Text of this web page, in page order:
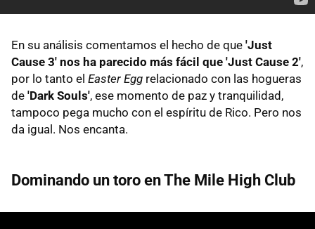
En su análisis comentamos el hecho de que 'Just
Cause 3' nos ha parecido más fácil que 'Just Cause 2',
por lo tanto el Easter Egg relacionado con las hogueras
de 'Dark Souls', ese momento de paz y tranquilidad,
tampoco pega mucho con el espíritu de Rico. Pero nos
da igual. Nos encanta.
Dominando un toro en The Mile High Club